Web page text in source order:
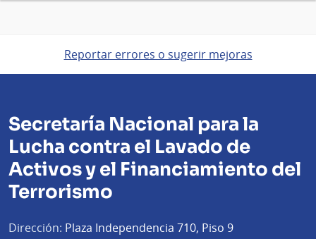
Reportar errores o sugerir mejoras
Secretaría Nacional para la
Lucha contra el Lavado de
Activos y el Financiamiento del
Terrorismo
Dirección: Plaza Independencia 710, Piso 9